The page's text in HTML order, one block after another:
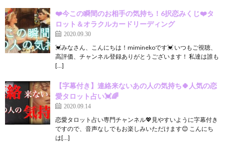
❤️今この瞬間のお相手の気持ち！6択恋みくじ❤️タ
ロット＆オラクルカードリーディング
2020.09.30
💓みなさん、こんにちは！miminekoです💓 いつもご視聴、
高評価、チャンネル登録ありがとうございます！ 私達は誰も
[…]
【字幕付き】連絡来ないあの人の気持ち🍀人気の恋
愛タロット占い💓🌈
2020.09.14
恋愛タロット占い専門チャンネル💖見やすいように字幕付き
ですので、音声なしでもお楽しみいただけます😊 こんにち
は[…]